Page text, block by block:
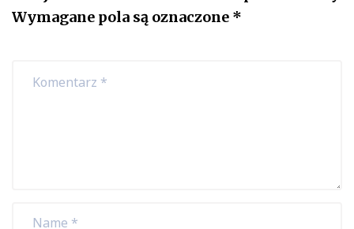
Wymagane pola są oznaczone *